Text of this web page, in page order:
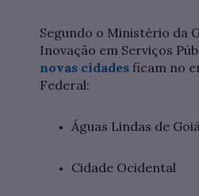
Segundo o Ministério da
Inovação em Serviços
novas cidades ficam no
Federal:
Águas Lindas de
Cidade Ocidental